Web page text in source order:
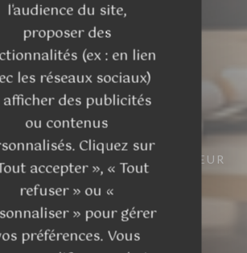
l'audience du site,
proposer des
(ex : en lien
les réseaux sociaux)
des publicités
ou contenus
Cliquez sur
accepter », « Tout
refuser » ou «
» pour gérer
préférences. Vous
18 RUE DU DOCTEUR
26300 BOURG-DE-PÉAGE